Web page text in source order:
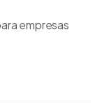
empresas